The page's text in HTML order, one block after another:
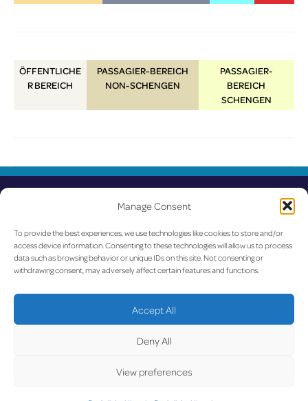
Manage Consent
To provide the best experiences, we use technologies like cookies to store and/or
access device information. Consenting to these technologies will allow us to process
data such as browsing behavior or unique IDs on this site. Not consenting or
withdrawing consent, may adversely affect certain features and functions.
Accept All
Deny All
View preferences
ÖFFENTLICHE
RBEREICH
PASSAGIER-BEREICH
NON-SCHENGEN
PASSAGIER-
BEREICH
SCHENGEN